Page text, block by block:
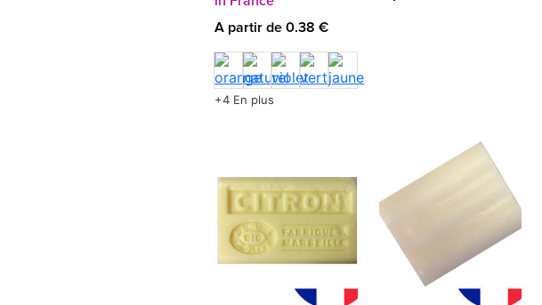
A partir de 0.38 €
+4 En plus